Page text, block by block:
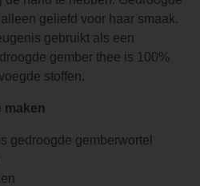
geliefd voor haar smaak.
gebruikt als een
gember thee is 100%
stoffen.
maken
gedroogde gemberwortel